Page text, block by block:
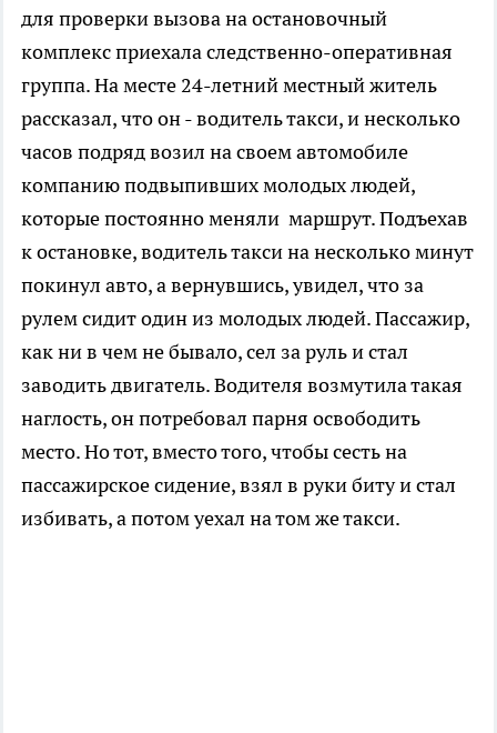
для проверки вызова на остановочный
комплекс приехала следственно-оперативная
группа. На месте 24-летний местный житель
рассказал, что он - водитель такси, и несколько
часов подряд возил на своем автомобиле
компанию подвыпивших молодых людей,
которые постоянно меняли маршрут. Подъехав
к остановке, водитель такси на несколько минут
покинул авто, а вернувшись, увидел, что за
рулем сидит один из молодых людей. Пассажир,
как ни в чем не бывало, сел за руль и стал
заводить двигатель. Водителя возмутила такая
наглость, он потребовал парня освободить
место. Но тот, вместо того, чтобы сесть на
пассажирское сидение, взял в руки биту и стал
избивать, а потом уехал на том же такси.